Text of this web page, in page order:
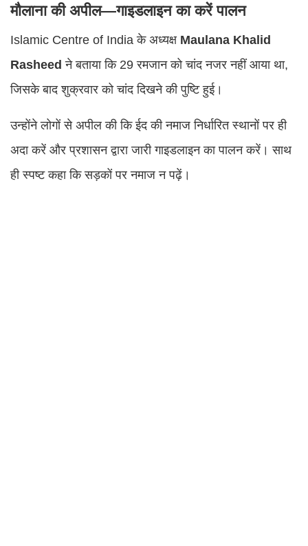
मौलाना की अपील—गाइडलाइन का करें पालन
Islamic Centre of India के अध्यक्ष Maulana Khalid
Rasheed ने बताया कि 29 रमजान को चांद नजर नहीं आया था,
जिसके बाद शुक्रवार को चांद दिखने की पुष्टि हुई।
उन्होंने लोगों से अपील की कि ईद की नमाज निर्धारित स्थानों पर ही
अदा करें और प्रशासन द्वारा जारी गाइडलाइन का पालन करें। साथ
ही स्पष्ट कहा कि सड़कों पर नमाज न पढ़ें।